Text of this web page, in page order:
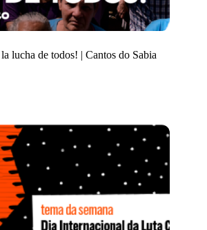
lucha de todos! | Cantos do Sabia